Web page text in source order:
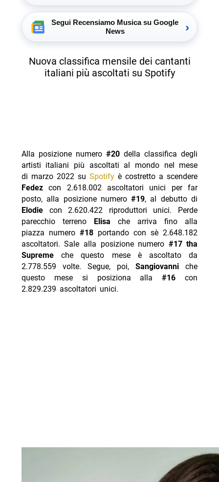
Segui Recensiamo Musica su Google
News
›
Nuova classifica mensile dei cantanti
italiani più ascoltati su Spotify
Alla posizione numero#20 della classifica degli
artisti italiani più ascoltati al mondo nel mese
di marzo 2022 su Spotify è costretto a scendere
Fedezcon 2.618.002 ascoltatori unici per far
posto, alla posizione numero#19, al debutto di
Elodie con 2.620.422 riproduttori unici. Perde
parecchio terreno
Elisache arriva fino alla
piazza numero#18portando con sè 2.648.182
ascoltatori. Sale alla posizione numero #17 tha
Supremeche questo mese è ascoltato da
2.778.559 volte. Segue, poi,Sangiovanniche
questo mese si posiziona alla#16 con
2.829.239 ascoltatori unici.